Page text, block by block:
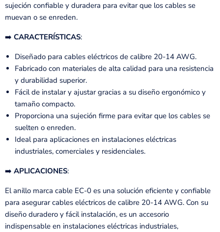
sujeción confiable y duradera para evitar que los cables se
muevan o se enreden.
➡️ CARACTERÍSTICAS:
Diseñado para cables eléctricos de calibre 20-14 AWG.
Fabricado con materiales de alta calidad para una resistencia
y durabilidad superior.
Fácil de instalar y ajustar gracias a su diseño ergonómico y
tamaño compacto.
Proporciona una sujeción firme para evitar que los cables se
suelten o enreden.
Ideal para aplicaciones en instalaciones eléctricas
industriales, comerciales y residenciales.
➡️ APLICACIONES:
El anillo marca cable EC-0 es una solución eficiente y confiable
para asegurar cables eléctricos de calibre 20-14 AWG. Con su
diseño duradero y fácil instalación, es un accesorio
indispensable en instalaciones eléctricas industriales,